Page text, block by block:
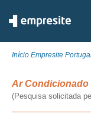
Início Empresite
Ar Condicionado
(Pesquisa solicitada